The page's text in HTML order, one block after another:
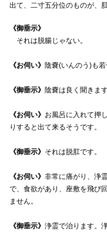
出て、二寸五分位のものが、
《御垂示》
それは脱腸じゃない。
《お伺い》 陰嚢(いんのう)も若
《御垂示》 陰嚢は良く聞きます
《お伺い》 お風呂に入れて押
りすると出て来るそうです。
《御垂示》 それは脱肛です。
《お伺い》 非常に痛がり、浄
で、食欲があり、座敷を飛び
ません。
《御垂示》 浄霊で治ります。